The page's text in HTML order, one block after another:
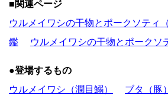
■関連ページ
ウルメイワシの干物とポークソティ
鑑
ウルメイワシの干物とポークソ
●登場するもの
ウルメイワシ（潤目鰯）
ブタ（豚）